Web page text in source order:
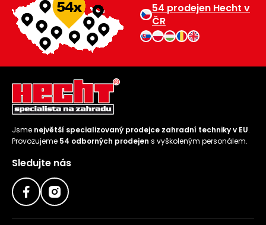
54 prodejen Hecht v
ČR
Jsme největší specializovaný prodejce zahradní techniky v EU.
Provozujeme 54 odborných prodejen s vyškoleným personálem.
Sledujte nás